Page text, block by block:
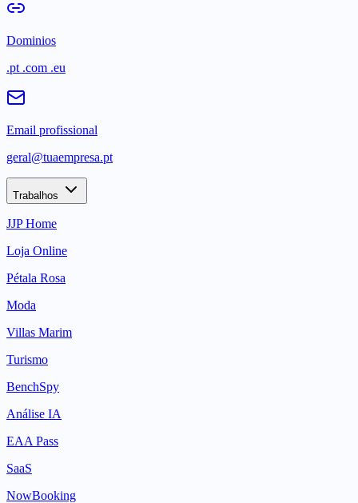
Dominios
.pt .com .eu
Email profissional
geral@tuaempresa.pt
Trabalhos
JJP Home
Loja Online
Pétala Rosa
Moda
Villas Marim
Turismo
BenchSpy
Análise IA
EAA Pass
SaaS
NowBooking